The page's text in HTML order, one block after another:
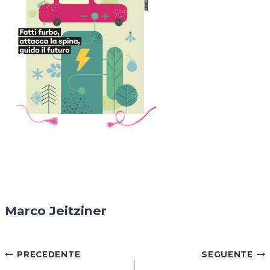
Marco Jeitziner
Navigazione
PRECEDENTE SEGUENTE